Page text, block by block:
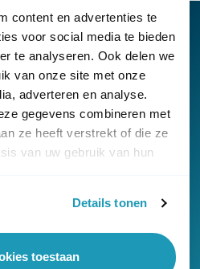
content en advertenties te
voor social media te bieden
te analyseren. Ook delen we
van onze site met onze
adverteren en analyse.
gegevens combineren met
ze heeft verstrekt of die ze
van uw gebruik van hun
Details tonen
toestaan
KommaGo
voorwaarden